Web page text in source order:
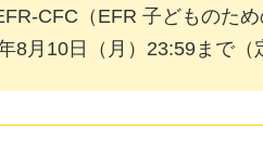
CFC（EFR 子どものため
8月10日（月）23:59まで（